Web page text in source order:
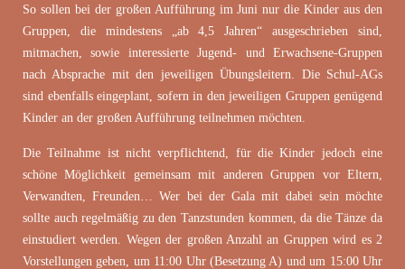
So sollen bei der großen Aufführung im Juni nur die Kinder aus den
Gruppen, die mindestens „ab 4,5 Jahren“ ausgeschrieben sind,
mitmachen, sowie interessierte Jugend- und Erwachsene-Gruppen
nach Absprache mit den jeweiligen Übungsleitern. Die Schul-AGs
sind ebenfalls eingeplant, sofern in den jeweiligen Gruppen genügend
Kinder an der großen Aufführung teilnehmen möchten.
Die Teilnahme ist nicht verpflichtend, für die Kinder jedoch eine
schöne Möglichkeit gemeinsam mit anderen Gruppen vor Eltern,
Verwandten, Freunden… Wer bei der Gala mit dabei sein möchte
sollte auch regelmäßig zu den Tanzstunden kommen, da die Tänze da
einstudiert werden. Wegen der großen Anzahl an Gruppen wird es 2
Vorstellungen geben, um 11:00 Uhr (Besetzung A) und um 15:00 Uhr